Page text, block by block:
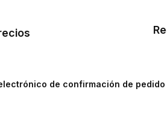
de confirmación de